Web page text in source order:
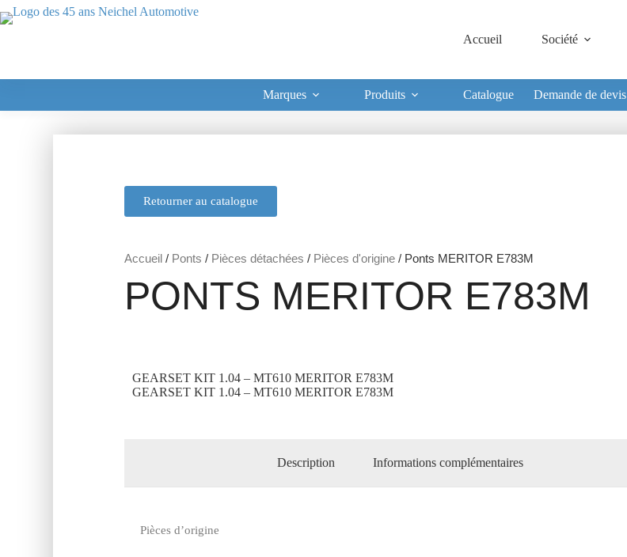
Accueil Société
Marques Produits Catalogue Demande de devis
Retourner au catalogue
Accueil / Ponts / Pièces détachées / Pièces d'origine / Ponts MERITOR E783M
PONTS MERITOR E783M
GEARSET KIT 1.04 – MT610 MERITOR E783M
GEARSET KIT 1.04 – MT610 MERITOR E783M
Description Informations complémentaires
Pièces d’origine